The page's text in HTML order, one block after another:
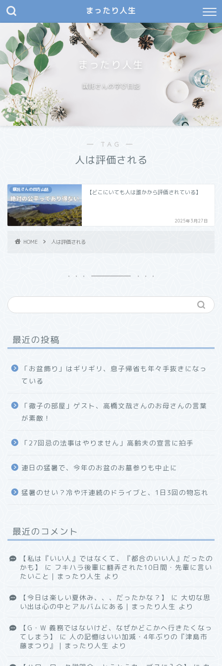
まったり人生
まったり人生
嘱託さんの学び日記
― TAG ―
人は評価される
嘱託さんの四方山話 【どこにいても人は誰かから評価されている】
2025年3月27日
HOME 人は評価される
最近の投稿
「お盆飾り」はギリギリ、息子帰省も年々手抜きになっ
ている
「徹子の部屋」ゲスト、高橋文哉さんのお母さんの言葉
が素敵！
「27回忌の法事はやりません」高齢夫の宣言に拍手
連日の猛暑で、今年のお盆のお墓参りも中止に
猛暑のせい？冷や汗連続のドライブと、1日3回の物忘れ
最近のコメント
【私は『いい人』ではなくて、『都合のいい人』だったの
かも】
に フキハラ後輩に翻弄された10日間・先輩に言い
たいこと｜まったり人生 より
【今日は楽しい夏休み、、、だったかな？】 に 大切な思
い出は心の中とアルバムにある｜まったり人生 より
【G・W 義務ではないけど、なぜかどこかへ行きたくなっ
てしまう】
に 人の記憶はいい加減・4年ぶりの『津島市
藤まつり』｜まったり人生 より